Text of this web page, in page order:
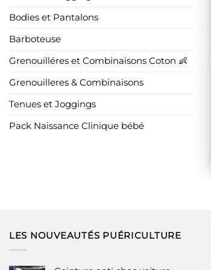
Bodies et Pantalons
Barboteuse
Grenouilléres et Combinaisons Coton 👶
Grenouilleres & Combinaisons
Tenues et Joggings
Pack Naissance Clinique bébé
LES NOUVEAUTÉS PUÉRICULTURE